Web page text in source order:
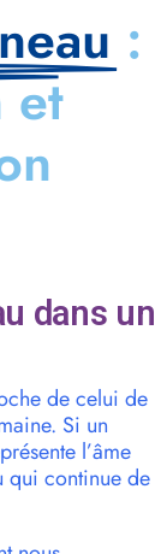
:
et
dans un
de celui de
Si un
l’âme
qui continue de